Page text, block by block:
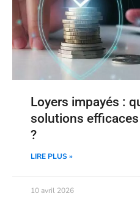
Loyers impayés :
solutions
?
LIRE PLUS »
10 avril 2026